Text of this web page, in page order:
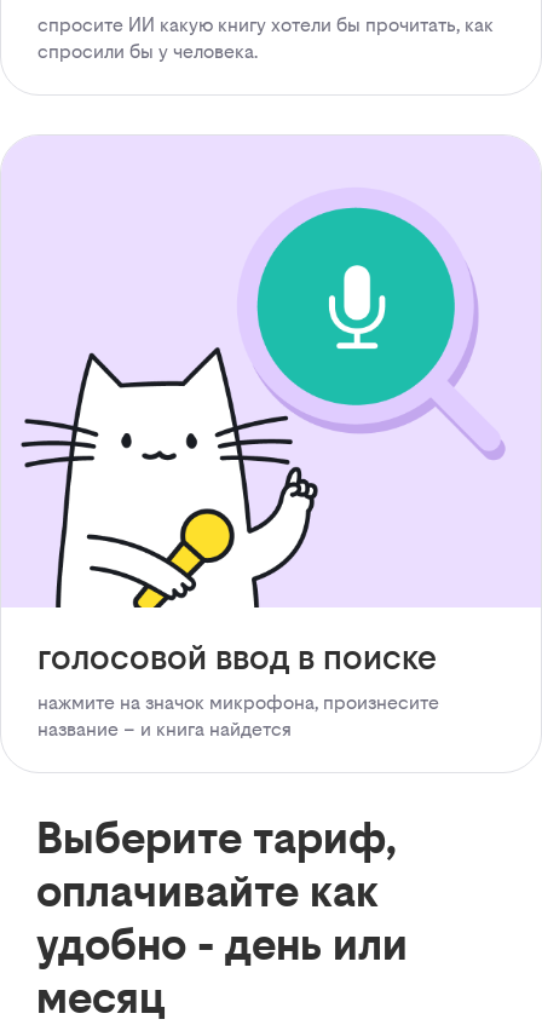
спросите ИИ какую книгу хотели бы прочитать, как
спросили бы у человека.
голосовой ввод в поиске
нажмите на значок микрофона, произнесите
название – и книга найдется
Выберите тариф,
оплачивайте как
удобно - день или
месяц